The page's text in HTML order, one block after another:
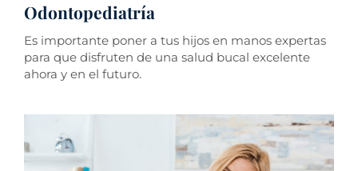
Odontopediatría
Es importante poner a tus hijos en manos expertas
para que disfruten de una salud bucal excelente
ahora y en el futuro.